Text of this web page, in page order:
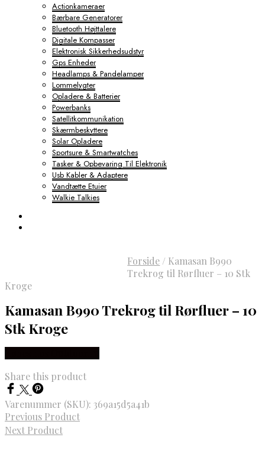
Actionkameraer
Bærbare Generatorer
Bluetooth Højttalere
Digitale Kompasser
Elektronisk Sikkerhedsudstyr
Gps Enheder
Headlamps & Pandelamper
Lommelygter
Opladere & Batterier
Powerbanks
Satellitkommunikation
Skærmbeskyttere
Solar Opladere
Sportsure & Smartwatches
Tasker & Opbevaring Til Elektronik
Usb Kabler & Adaptere
Vandtætte Etuier
Walkie Talkies
Forside / Kamasan B990
Trekrog til Rørfluer – 10 Stk
Kroge
Kamasan B990 Trekrog til Rørfluer – 10
Stk Kroge
Share this product
Varenummer (SKU): 369a15d5a41b
Previous Product
Next Product